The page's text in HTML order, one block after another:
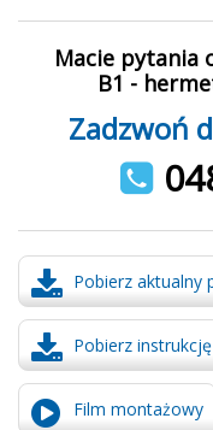
Macie pytania
B1 -
Zadzwoń
Pobierz aktualny
Pobierz
Film montażowy